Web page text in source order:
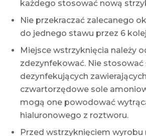
każdego stosować nową
Nie przekraczać zalecanego
do jednego stawu przez 6
Miejsce wstrzyknięcia należy
zdezynfekować. Nie
dezynfekujących zawierających
czwartorzędowe sole
mogą one powodować
hialuronowego z roztworu.
Przed wstrzyknięciem wyrobu